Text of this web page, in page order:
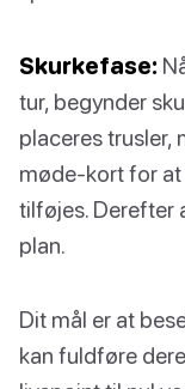
Skurkefase:
tur, begynder
placeres trusler,
møde-kort for
tilføjes. Derefter
plan.
Dit mål er at
kan fuldføre